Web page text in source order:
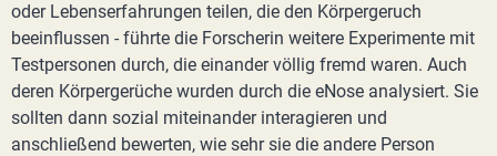
oder Lebenserfahrungen teilen, die den Körpergeruch
beeinflussen - führte die Forscherin weitere Experimente mit
Testpersonen durch, die einander völlig fremd waren. Auch
deren Körpergerüche wurden durch die eNose analysiert. Sie
sollten dann sozial miteinander interagieren und
anschließend bewerten, wie sehr sie die andere Person